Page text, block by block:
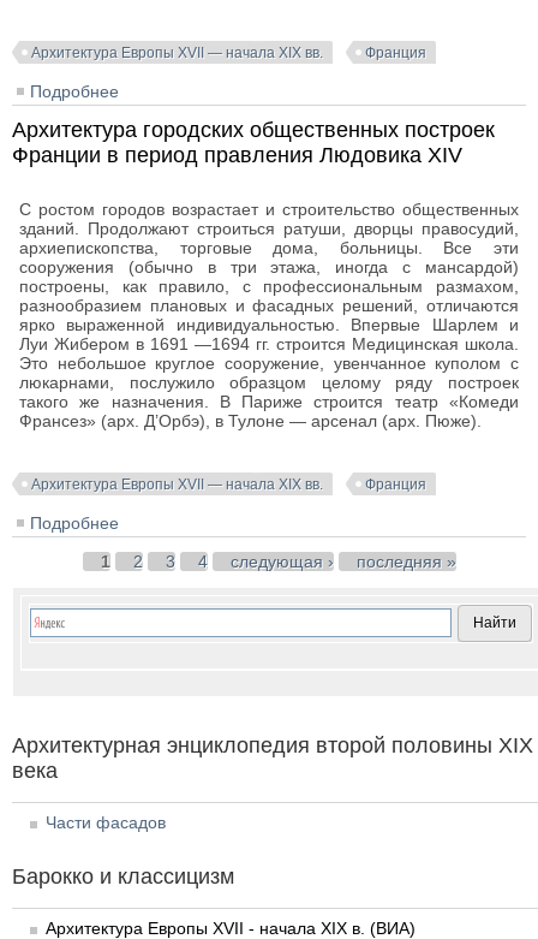
Архитектура Европы XVII — начала XIX вв. Франция
Подробнее
Архитектура городских общественных построек
Франции в период правления Людовика XIV
С ростом городов возрастает и строительство общественных
зданий. Продолжают строиться ратуши, дворцы правосудий,
архиепископства, торговые дома, больницы. Все эти
сооружения (обычно в три этажа, иногда с мансардой)
построены, как правило, с профессиональным размахом,
разнообразием плановых и фасадных решений, отличаются
ярко выраженной индивидуальностью. Впервые Шарлем и
Луи Жибером в 1691 —1694 гг. строится Медицинская школа.
Это небольшое круглое сооружение, увенчанное куполом с
люкарнами, послужило образцом целому ряду построек
такого же назначения. В Париже строится театр «Комеди
Франсез» (арх. Д’Орбэ), в Тулоне — арсенал (арх. Пюже).
Архитектура Европы XVII — начала XIX вв. Франция
Подробнее
Франции в период правления Людовика XIV
Страницы
1 2 3 4 следующая › последняя »
Архитектурная энциклопедия второй половины XIX
века
Части фасадов
Барокко и классицизм
Архитектура Европы XVII - начала XIX в. (ВИА)